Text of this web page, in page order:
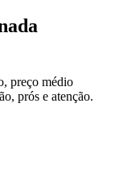
preço médio
prós e atenção.